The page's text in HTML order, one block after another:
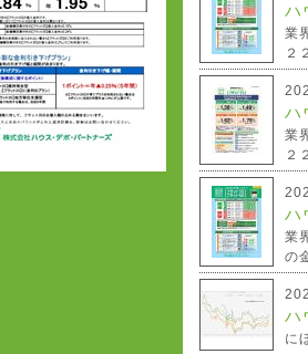
ハ
業
２
ハ
業
２
ハ
業
の
ハ
に